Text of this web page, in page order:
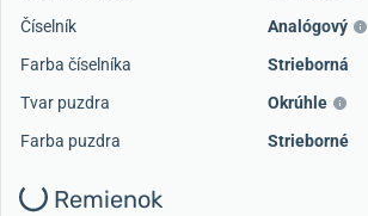
Číselník
Analógový
Farba číselníka
Strieborná
Tvar puzdra
Okrúhle
Farba puzdra
Strieborné
Remienok